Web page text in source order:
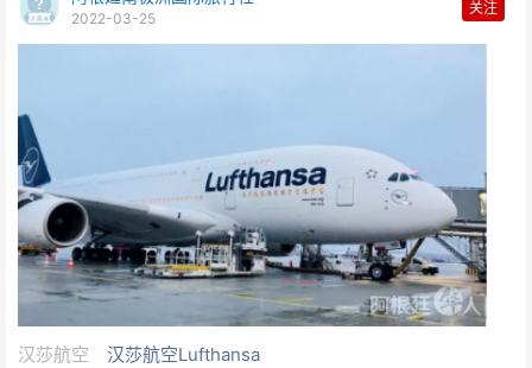
2022-03-25
关注
汉莎航空 汉莎航空Lufthansa
要通知